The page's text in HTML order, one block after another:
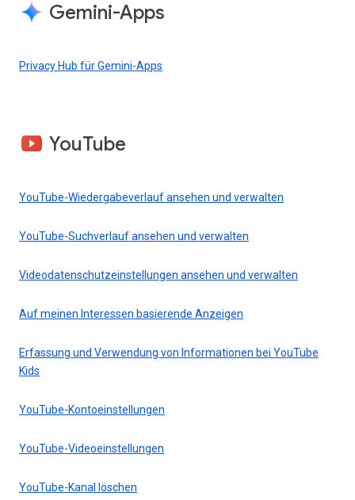
Gemini-Apps
Privacy Hub für Gemini-Apps
YouTube
YouTube-Wiedergabeverlauf ansehen und verwalten
YouTube-Suchverlauf ansehen und verwalten
Videodatenschutzeinstellungen ansehen und verwalten
Auf meinen Interessen basierende Anzeigen
Erfassung und Verwendung von Informationen bei YouTube
Kids
YouTube-Kontoeinstellungen
YouTube-Videoeinstellungen
YouTube-Kanal löschen